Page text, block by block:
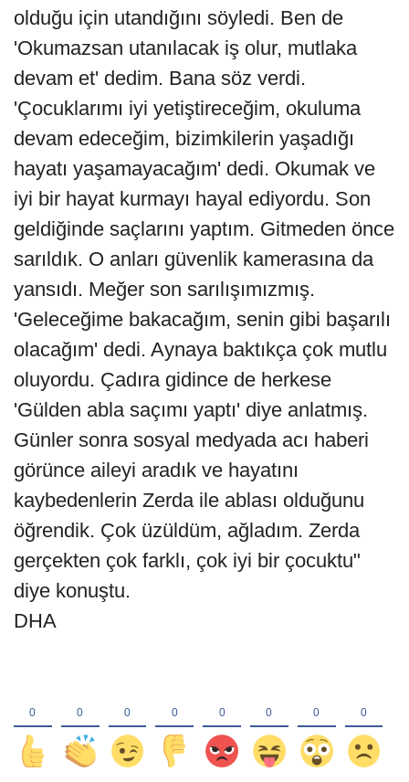
olduğu için utandığını söyledi. Ben de
'Okumazsan utanılacak iş olur, mutlaka
devam et' dedim. Bana söz verdi.
'Çocuklarımı iyi yetiştireceğim, okuluma
devam edeceğim, bizimkilerin yaşadığı
hayatı yaşamayacağım' dedi. Okumak ve
iyi bir hayat kurmayı hayal ediyordu. Son
geldiğinde saçlarını yaptım. Gitmeden önce
sarıldık. O anları güvenlik kamerasına da
yansıdı. Meğer son sarılışımızmış.
'Geleceğime bakacağım, senin gibi başarılı
olacağım' dedi. Aynaya baktıkça çok mutlu
oluyordu. Çadıra gidince de herkese
'Gülden abla saçımı yaptı' diye anlatmış.
Günler sonra sosyal medyada acı haberi
görünce aileyi aradık ve hayatını
kaybedenlerin Zerda ile ablası olduğunu
öğrendik. Çok üzüldüm, ağladım. Zerda
gerçekten çok farklı, çok iyi bir çocuktu"
diye konuştu.
DHA